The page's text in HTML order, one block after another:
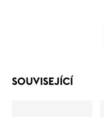
SOUVISEJÍCÍ